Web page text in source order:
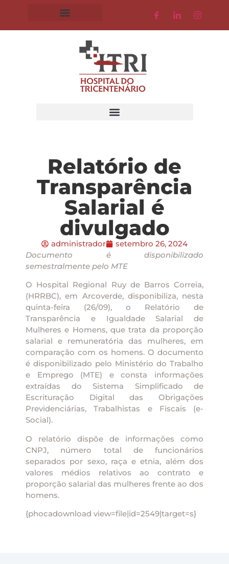
Relatório de
Transparência
Salarial é
divulgado
administrador
setembro 26, 2024
Documento é disponibilizado
semestralmente pelo MTE
O Hospital Regional Ruy de Barros Correia,
(HRRBC), em Arcoverde, disponibiliza, nesta
quinta-feira (26/09), o Relatório de
Transparência e Igualdade Salarial de
Mulheres e Homens, que trata da proporção
salarial e remuneratória das mulheres, em
comparação com os homens. O documento
é disponibilizado pelo Ministério do Trabalho
e Emprego (MTE) e consta informações
extraídas do Sistema Simplificado de
Escrituração Digital das Obrigações
Previdenciárias, Trabalhistas e Fiscais (e-
Social).
O relatório dispõe de informações como
CNPJ, número total de funcionários
separados por sexo, raça e etnia, além dos
valores médios relativos ao contrato e
proporção salarial das mulheres frente ao dos
homens.
{phocadownload view=file|id=2549|target=s}